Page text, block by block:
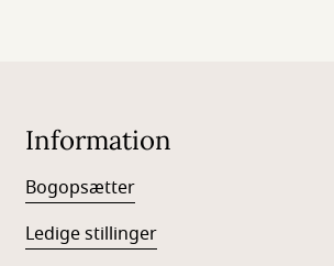
Information
Bogopsætter
Ledige stillinger